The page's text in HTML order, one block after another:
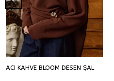
ACI KAHVE BLOOM DESEN ŞAL